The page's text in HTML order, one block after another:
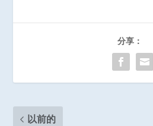
分享：
以前的